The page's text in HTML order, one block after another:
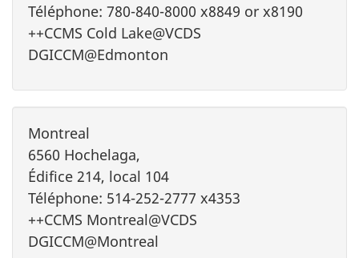
Téléphone: 780-840-8000 x8849 or x8190
++CCMS Cold Lake@VCDS
DGICCM@Edmonton
Montreal
6560 Hochelaga,
Édifice 214, local 104
Téléphone: 514-252-2777 x4353
++CCMS Montreal@VCDS
DGICCM@Montreal